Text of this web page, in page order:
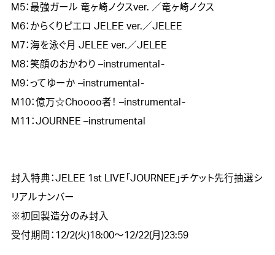
M5：最強ガール 竜ヶ崎ノクスver. ／竜ヶ崎ノクス
M6：からくりピエロ JELEE ver.／JELEE
M7：海を泳ぐ月 JELEE ver.／JELEE
M8：笑顔のおかわり –instrumental-
M9：ってゆーか –instrumental-
M10：億万☆Choooo者！ –instrumental-
M11：JOURNEE –instrumental
封入特典：JELEE 1st LIVE「JOURNEE」チケット先行抽選シ
リアルナンバー
※初回製造分のみ封入
受付期間：12/2(火)18:00～12/22(月)23:59